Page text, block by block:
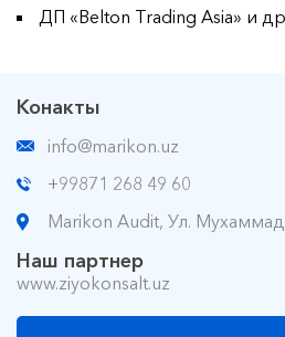
ДП «Belton Trading Asia» и
Конакты
info@marikon.uz
+99871 268 49 60
Marikon Audit, Ул.
Наш партнер
www.ziyokonsalt.uz